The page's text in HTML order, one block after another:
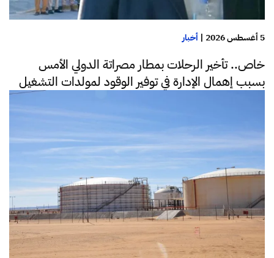
5 أغسطس 2026 | أخبار
خاص.. تأخير الرحلات بمطار مصراتة الدولي الأمس
بسبب إهمال الإدارة في توفير الوقود لمولدات التشغيل